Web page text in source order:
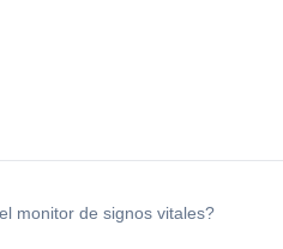
monitor de signos vitales?